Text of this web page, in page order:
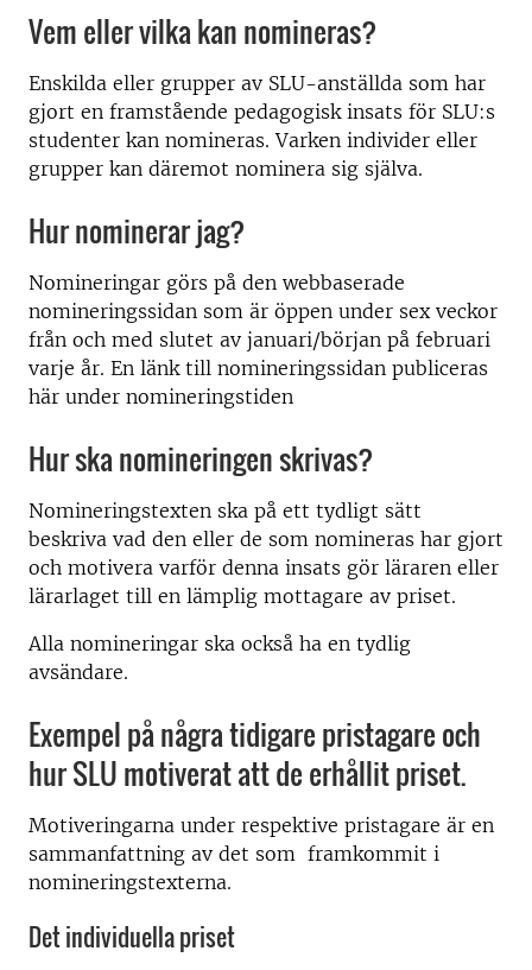
Vem eller vilka kan nomineras?
Enskilda eller grupper av SLU-anställda som har
gjort en framstående pedagogisk insats för SLU:s
studenter kan nomineras. Varken individer eller
grupper kan däremot nominera sig själva.
Hur nominerar jag?
Nomineringar görs på den webbaserade
nomineringssidan som är öppen under sex veckor
från och med slutet av januari/början på februari
varje år. En länk till nomineringssidan publiceras
här under nomineringstiden
Hur ska nomineringen skrivas?
Nomineringstexten ska på ett tydligt sätt
beskriva vad den eller de som nomineras har gjort
och motivera varför denna insats gör läraren eller
lärarlaget till en lämplig mottagare av priset.
Alla nomineringar ska också ha en tydlig
avsändare.
Exempel på några tidigare pristagare och
hur SLU motiverat att de erhållit priset.
Motiveringarna under respektive pristagare är en
sammanfattning av det som framkommit i
nomineringstexterna.
Det individuella priset